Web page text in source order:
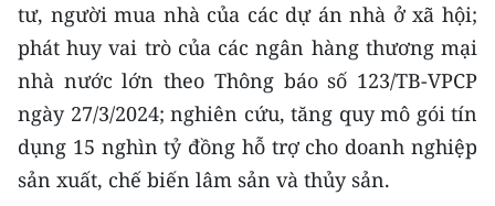
tư, người mua nhà của các dự án nhà ở xã hội;
phát huy vai trò của các ngân hàng thương mại
nhà nước lớn theo Thông báo số 123/TB-VPCP
ngày 27/3/2024; nghiên cứu, tăng quy mô gói tín
dụng 15 nghìn tỷ đồng hỗ trợ cho doanh nghiệp
sản xuất, chế biến lâm sản và thủy sản.